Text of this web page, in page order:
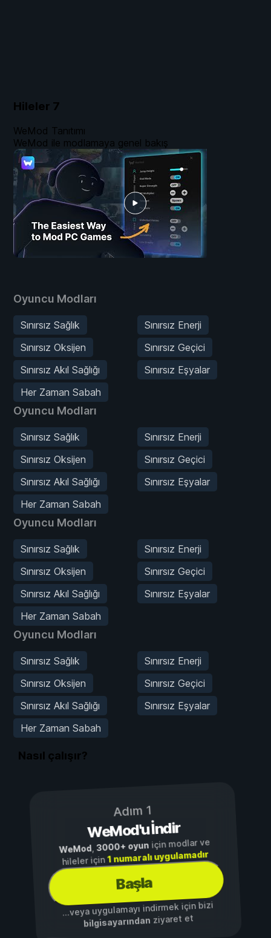
Hileler 7
Oyuncu Modları
Sınırsız Sağlık
Sınırsız Enerji
Sınırsız Oksijen
Sınırsız Geçici
Sınırsız Akıl Sağlığı
Sınırsız Eşyalar
Her Zaman Sabah
Oyuncu Modları
Sınırsız Sağlık
Sınırsız Enerji
Sınırsız Oksijen
Sınırsız Geçici
Sınırsız Akıl Sağlığı
Sınırsız Eşyalar
Her Zaman Sabah
Oyuncu Modları
Sınırsız Sağlık
Sınırsız Enerji
Sınırsız Oksijen
Sınırsız Geçici
Sınırsız Akıl Sağlığı
Sınırsız Eşyalar
Her Zaman Sabah
Oyuncu Modları
Sınırsız Sağlık
Sınırsız Enerji
Sınırsız Oksijen
Sınırsız Geçici
Sınırsız Akıl Sağlığı
Sınırsız Eşyalar
Her Zaman Sabah
WeMod Tanıtımı
WeMod ile modlamaya genel bakış
Nasıl çalışır?
Adım 1
WeMod'u İndir
WeMod,3000+ oyuniçin modlar ve
hileler için1 numaralı uygulamadır
Başla
...veya uygulamayı indirmek için bizi
bilgisayarından ziyaret et